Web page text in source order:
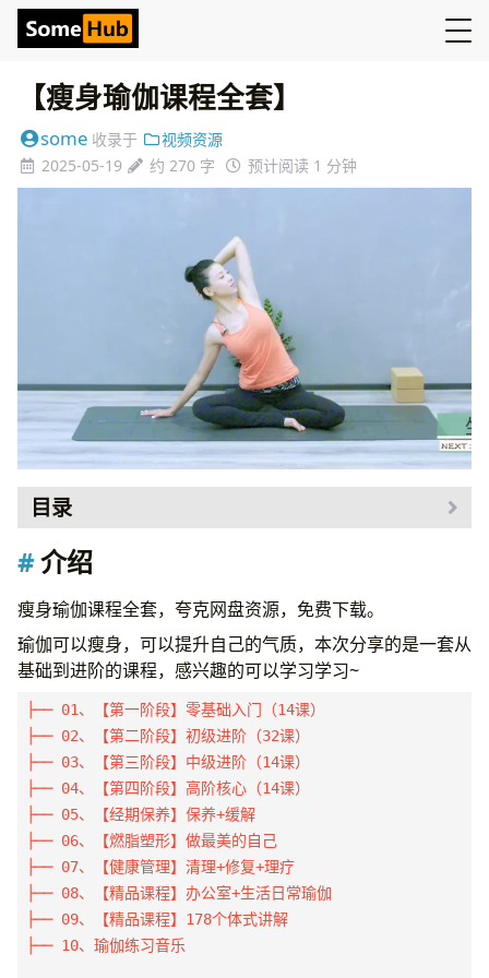
【瘦身瑜伽课程全套】
some 收录于
视频资源
2025-05-19
约 270 字 预计阅读 1 分钟
目录
介绍
资源
介绍
瘦身瑜伽课程全套，夸克网盘资源，免费下载。
瑜伽可以瘦身，可以提升自己的气质，本次分享的是一套从
基础到进阶的课程，感兴趣的可以学习学习~
├── 01、【第一阶段】零基础入门（14课）
├── 02、【第二阶段】初级进阶（32课）
├── 03、【第三阶段】中级进阶（14课）
├── 04、【第四阶段】高阶核心（14课）
├── 05、【经期保养】保养+缓解
├── 06、【燃脂塑形】做最美的自己
├── 07、【健康管理】清理+修复+理疗
├── 08、【精品课程】办公室+生活日常瑜伽
├── 09、【精品课程】178个体式讲解
├── 10、瑜伽练习音乐